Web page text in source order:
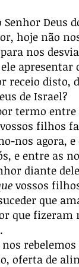
Deus
hoje não
nos
receio
de Israel?
termo
filhos
nos agora,
e entre as
diante
vossos
que
que
oferta de